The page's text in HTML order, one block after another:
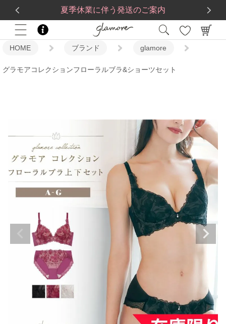
夏季休業に伴う発送のご案内
送料一律560円5,500 円(税込)以上で送料無料
HOME ブランド glamore
グラモアコレクションフローラルブラ&ショーツセット